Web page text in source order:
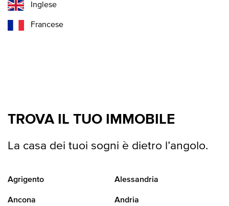
Inglese
Francese
TROVA IL TUO IMMOBILE
La casa dei tuoi sogni è dietro l’angolo.
Agrigento Alessandria
Ancona Andria